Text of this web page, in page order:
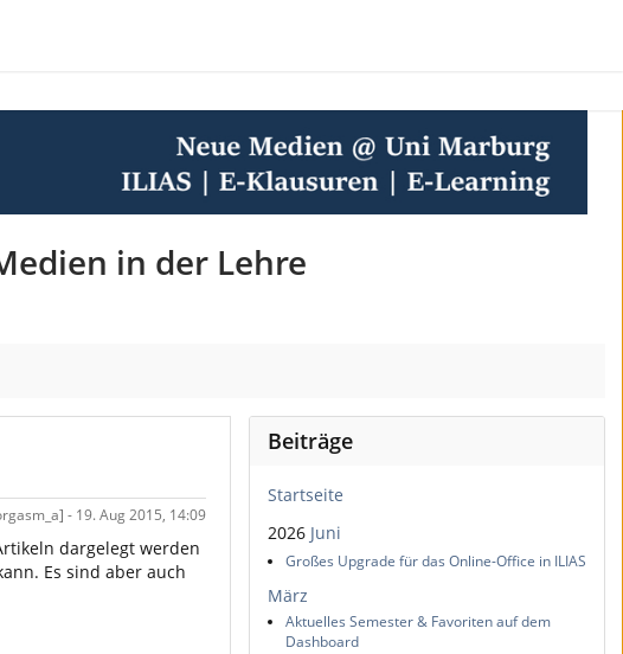
in der Lehre
- 19. Aug 2015, 14:09
dargelegt werden
Es sind aber auch
Beiträge
Startseite
2026 Juni
Großes Upgrade für das Online-Office in ILIAS
März
Aktuelles Semester & Favoriten auf dem
Dashboard